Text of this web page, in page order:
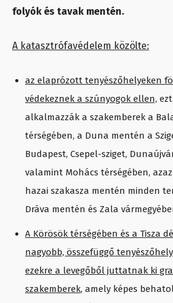
folyók és tavak mentén.
A katasztrófavédelem közölte:
az elaprózott tenyészőhelyeken
védekeznek a szúnyogok ellen,
alkalmazzák a szakemberek a
térségében, a Duna mentén a
Budapest, Csepel-sziget,
valamint Mohács térségében,
hazai szakasza mentén minden
Dráva mentén és Zala
A Körösök térségében és a Tisza
nagyobb, összefüggő
ezekre a levegőből juttatnak ki
szakemberek, amely képes